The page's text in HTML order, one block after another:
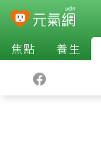
焦點 養生